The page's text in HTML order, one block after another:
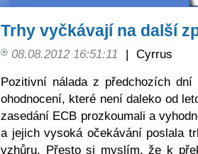
Trhy vyčkávají na další
08.08.2012 16:51:11 | Cyrrus
Pozitivní nálada z předchozích
ohodnocení, které není daleko od
zasedání ECB prozkoumali a
a jejich vysoká očekávání poslala
vzhůru. Přesto si myslím, že k